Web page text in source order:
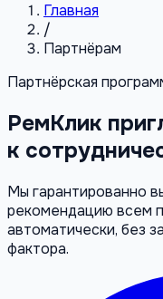
Главная
/
Партнёрам
Партнёрская
РемКлик
к
Мы гарантированно
рекомендацию всем
автоматически, без
фактора.